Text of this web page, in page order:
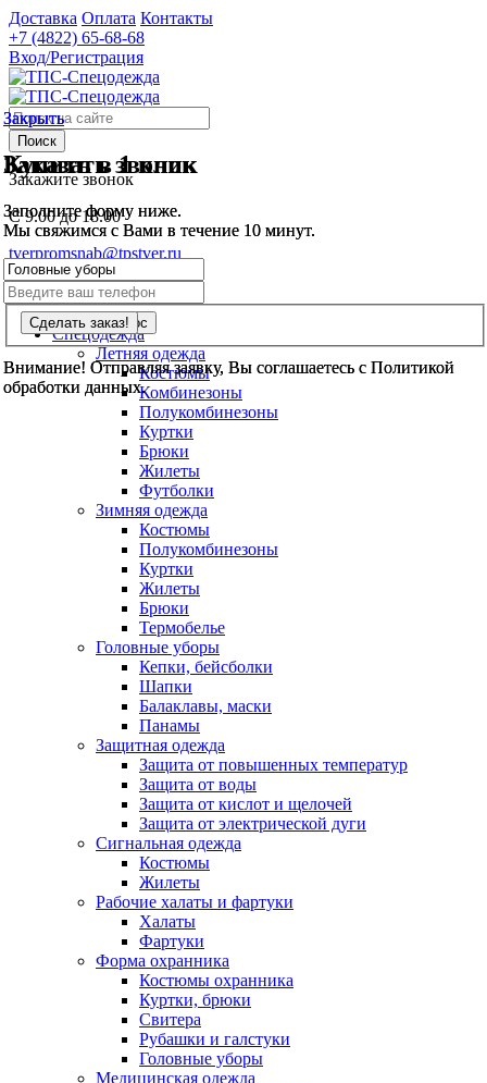
Доставка Оплата Контакты
+7 (4822) 65-68-68
Вход/Регистрация
Поиск
Закажите звонок
С 9.00 до 18.00
tverpromsnab@tpstver.ru
0шт.
Спецодежда
Летняя одежда
Костюмы
Комбинезоны
Полукомбинезоны
Куртки
Брюки
Жилеты
Футболки
Зимняя одежда
Костюмы
Полукомбинезоны
Куртки
Жилеты
Брюки
Термобелье
Головные уборы
Кепки, бейсболки
Шапки
Балаклавы, маски
Панамы
Защитная одежда
Защита от повышенных температур
Защита от воды
Защита от кислот и щелочей
Защита от электрической дуги
Сигнальная одежда
Костюмы
Жилеты
Рабочие халаты и фартуки
Халаты
Фартуки
Форма охранника
Костюмы охранника
Куртки, брюки
Свитера
Рубашки и галстуки
Головные уборы
Медицинская одежда
Закрыть
Заказать звонок
Заполните форму ниже.
Мы свяжимся с Вами в течение 10 минут.
Внимание! Отправляя заявку, Вы соглашаетесь с Политикой
обработки данных.
Закрыть
Купить в 1 клик
Заполните форму ниже.
Мы свяжимся с Вами в течение 10 минут.
Внимание! Отправляя заявку, Вы соглашаетесь с Политикой
обработки данных.